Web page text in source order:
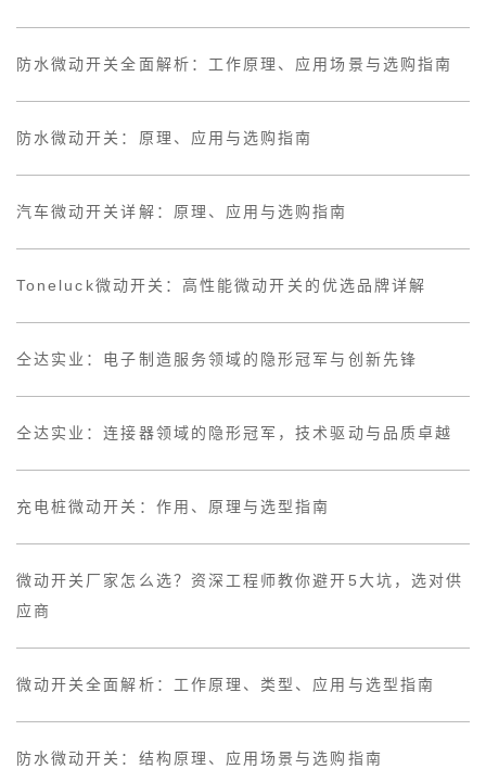
防水微动开关全面解析：工作原理、应用场景与选购指南
防水微动开关：原理、应用与选购指南
汽车微动开关详解：原理、应用与选购指南
Toneluck微动开关：高性能微动开关的优选品牌详解
仝达实业：电子制造服务领域的隐形冠军与创新先锋
仝达实业：连接器领域的隐形冠军，技术驱动与品质卓越
充电桩微动开关：作用、原理与选型指南
微动开关厂家怎么选？资深工程师教你避开5大坑，选对供
应商
微动开关全面解析：工作原理、类型、应用与选型指南
防水微动开关：结构原理、应用场景与选购指南